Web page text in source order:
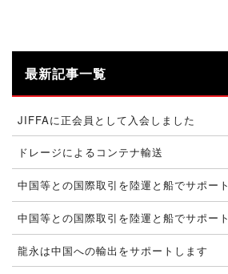
最新記事一覧
JIFFAに正会員として入会しました
ドレージによるコンテナ輸送
中国等との国際取引を陸運と船でサポート
中国等との国際取引を陸運と船でサポート
龍永は中国への輸出をサポートします